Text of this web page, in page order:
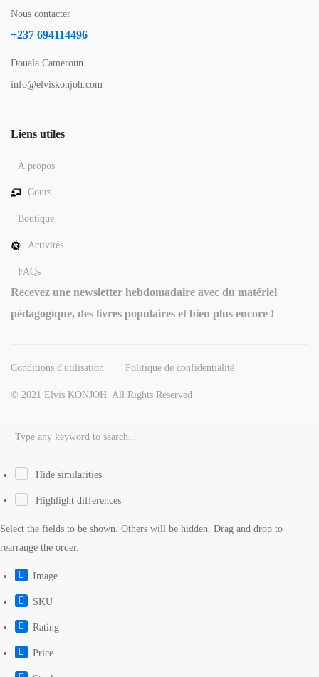
Nous contacter
+237 694114496
Douala Cameroun
info@elviskonjoh.com
Liens utiles
À propos
Cours
Boutique
Activités
FAQs
Recevez une newsletter hebdomadaire avec du matériel
pédagogique, des livres populaires et bien plus encore !
Conditions d'utilisation Politique de confidentialité
© 2021 Elvis KONJOH. All Rights Reserved
Hide similarities
Highlight differences
Select the fields to be shown. Others will be hidden. Drag and drop to
rearrange the order.
Image
SKU
Rating
Price